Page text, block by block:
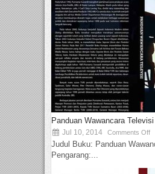
Panduan Wawancara Televisi
Jul 10, 2014 Comments Off
Judul Buku: Panduan
Pengarang:...